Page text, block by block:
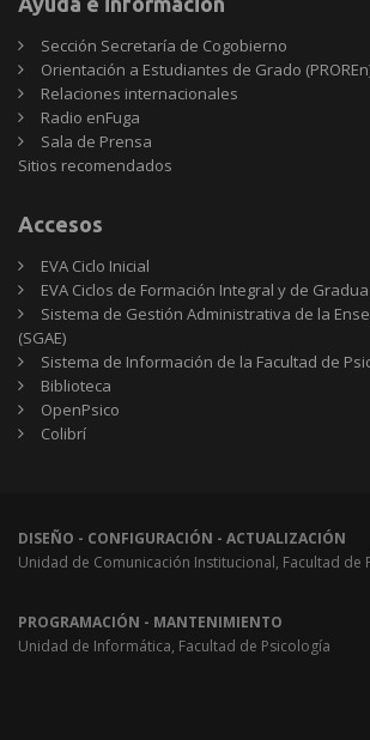
Sección Secretaría de Cogobierno
Orientación a Estudiantes de Grado
Relaciones internacionales
Radio enFuga
Sala de Prensa
Sitios
Sitios recomendados
Accesos
EVA Ciclo Inicial
EVA Ciclos de Formación Integral y de
Sistema de Gestión Administrativa de la
(SGAE)
Sistema de Información de la Facultad de
Biblioteca
OpenPsico
Colibrí
DISEÑO - CONFIGURACIÓN - ACTUALIZACIÓN
Unidad de Comunicación Institucional, Facultad de
PROGRAMACIÓN - MANTENIMIENTO
Unidad de Informática, Facultad de Psicología